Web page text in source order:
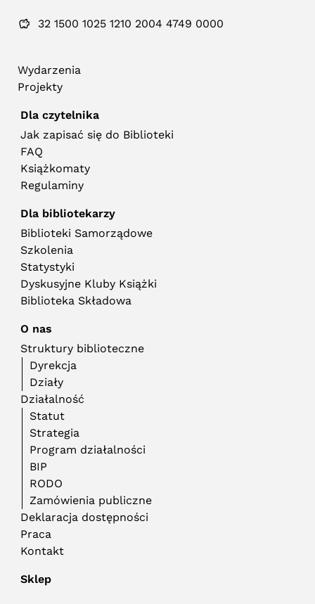
32 1500 1025 1210 2004 4749 0000
Wydarzenia
Projekty
Dla czytelnika
Jak zapisać się do Biblioteki
FAQ
Książkomaty
Regulaminy
Dla bibliotekarzy
Biblioteki Samorządowe
Szkolenia
Statystyki
Dyskusyjne Kluby Książki
Biblioteka Składowa
O nas
Struktury biblioteczne
Dyrekcja
Działy
Działalność
Statut
Strategia
Program działalności
BIP
RODO
Zamówienia publiczne
Deklaracja dostępności
Praca
Kontakt
Sklep